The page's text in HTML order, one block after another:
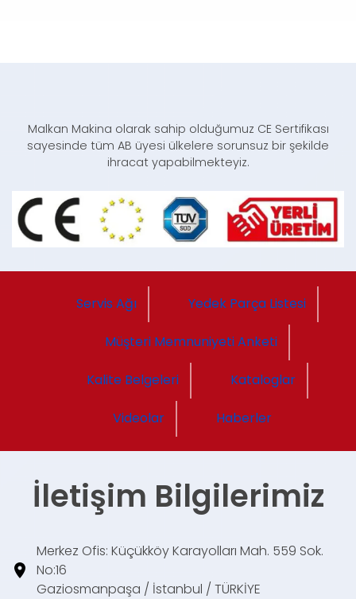
Malkan Makina olarak sahip olduğumuz CE Sertifikası
sayesinde tüm AB üyesi ülkelere sorunsuz bir şekilde
ihracat yapabilmekteyiz.
Servis Ağı Yedek Parça Listesi
Müşteri Memnuniyeti Anketi
Kalite Belgeleri Kataloglar
Videolar Haberler
İletişim Bilgilerimiz
Merkez Ofis: Küçükköy Karayolları Mah. 559 Sok.
No:16
Gaziosmanpaşa / İstanbul / TÜRKİYE